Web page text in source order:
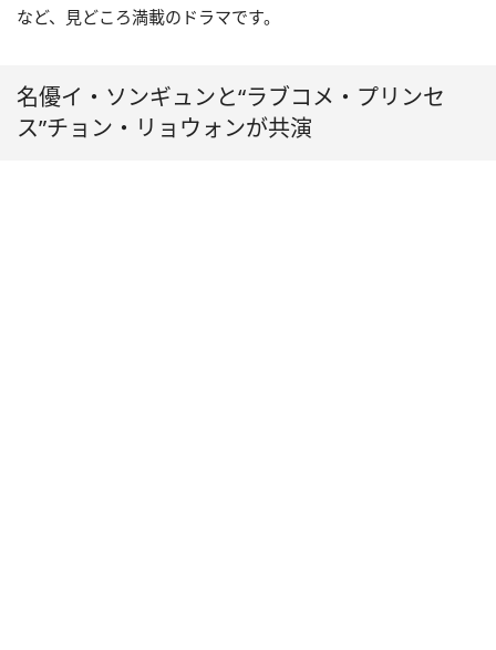
など、見どころ満載のドラマです。
名優イ・ソンギュンと“ラブコメ・プリンセ
ス”チョン・リョウォンが共演